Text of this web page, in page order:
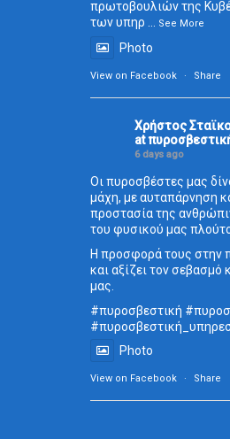
πρωτοβουλιών της
των υπηρ
See More
Photo
View on Facebook · Share
Χρήστος
at
6 days ago
Οι πυροσβέστες μας
μάχη, με αυταπάρνηση
προστασία της
του φυσικού μας
Η προσφορά τους στην
και αξίζει τον
μας.
#πυροσβεστική
#πυροσβεστική_
Photo
View on Facebook · Share